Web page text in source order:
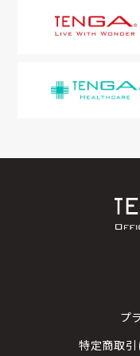
プ
特定商取